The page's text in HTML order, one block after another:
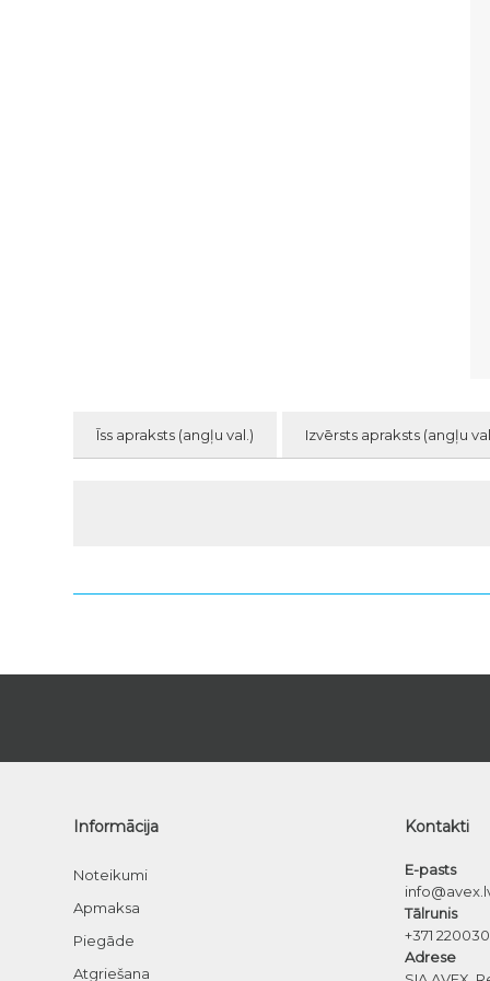
Īss apraksts (angļu val.) Izvērsts apraksts (angļu
Informācija
Noteikumi
Apmaksa
Piegāde
Atgriešana
Kontakti
E-pasts
Tālrunis
+371
Adrese